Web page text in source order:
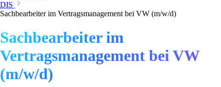
DIS
Sachbearbeiter im Vertragsmanagement bei VW (m/w/d)
Sachbearbeiter im
Vertragsmanagement bei VW
(m/w/d)